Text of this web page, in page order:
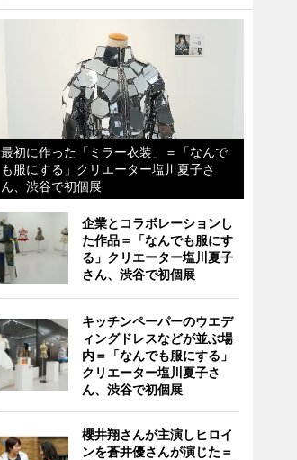
最初に作った「ミラー衣装」＝「なんで
も服にする」クリエーター塩川夏子さ
ん、渋谷で初個展
企業とコラボレーションし
た作品＝「なんでも服にす
る」クリエーター塩川夏子
さん、渋谷で初個展
キッチンペーパーのウエデ
ィングドレスなどが並ぶ場
内＝「なんでも服にする」
クリエーター塩川夏子さ
ん、渋谷で初個展
櫻井翔さんが主演しヒロイ
ンを蒼井優さんが演じた＝